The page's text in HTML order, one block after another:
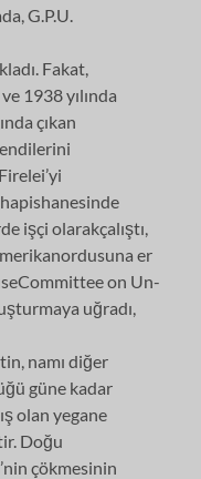
G.P.U.
Fakat,
1938 yılında
çıkan
işçi olarakçalıştı,
er
on Un-
uğradı,
namı diğer
güne kadar
olan yegane
Doğu
çökmesinin